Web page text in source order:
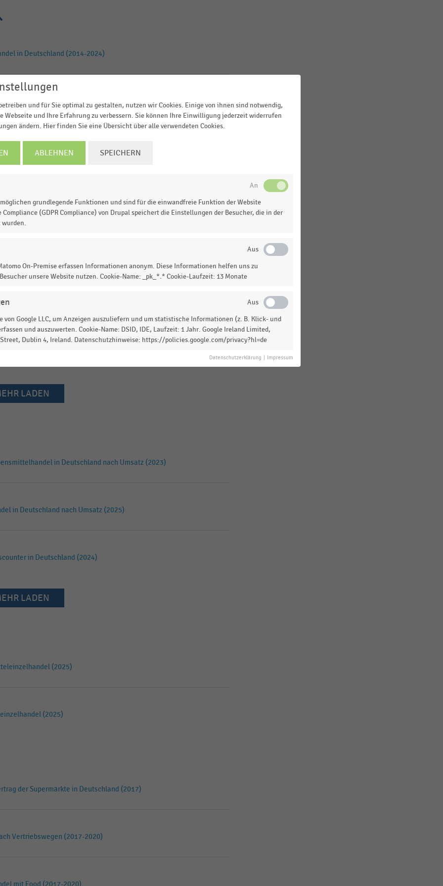
in Deutschland (2014-2024)
nach Betriebsformen (2014-2024)
Lebensmittelgeschäfte (2014-2024)
(2014-2024)
nach Betriebsformen (2014-2024)
Lebensmittelhandel (2014-2024)
LADEN
in Deutschland nach Umsatz (2023)
in Deutschland nach Umsatz (2025)
in Deutschland (2024)
LADEN
(2025)
(2025)
der Supermärkte in Deutschland (2017)
Vertriebswegen (2017-2020)
mit Food (2017-2020)
und für Sie optimal zu gestalten, nutzen wir Cookies. Einige von ihnen sind notwendig,
Webseite und Ihre Erfahrung zu verbessern. Sie können Ihre Einwilligung jederzeit widerrufen
ändern. Hier finden Sie eine Übersicht über alle verwendeten Cookies.
ABLEHNEN SPEICHERN
grundlegende Funktionen und sind für die einwandfreie Funktion der Website
(GDPR Compliance) von Drupal speichert die Einstellungen der Besucher, die in der
wurden.
On-Premise erfassen Informationen anonym. Diese Informationen helfen uns zu
unsere Website nutzen. Cookie-Name: _pk_*.* Cookie-Laufzeit: 13 Monate
von Google LLC, um Anzeigen auszuliefern und um statistische Informationen (z. B. Klick- und
und auszuwerten. Cookie-Name: DSID, IDE, Laufzeit: 1 Jahr. Google Ireland Limited,
Street, Dublin 4, Ireland. Datenschutzhinweise: https://policies.google.com/privacy?hl=de
Datenschutzerklärung Impressum